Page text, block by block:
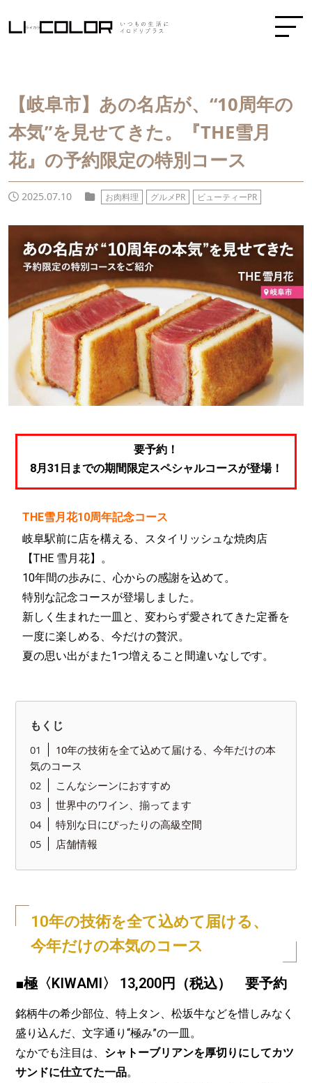
【岐阜市】あの名店が、“10周年の
本気”を見せてきた。『THE雪月
花』の予約限定の特別コース
2025.07.10 お肉料理 グルメPR ビューティーPR
要予約！
8月31日までの期間限定スペシャルコースが登場！
THE雪月花10周年記念コース
岐阜駅前に店を構える、スタイリッシュな焼肉店
【THE 雪月花】。
10年間の歩みに、心からの感謝を込めて。
特別な記念コースが登場しました。
新しく生まれた一皿と、変わらず愛されてきた定番を
一度に楽しめる、今だけの贅沢。
夏の思い出がまた1つ増えること間違いなしです。
もくじ
10年の技術を全て込めて届ける、今年だけの本
気のコース
こんなシーンにおすすめ
世界中のワイン、揃ってます
特別な日にぴったりの高級空間
店舗情報
10年の技術を全て込めて届ける、
今年だけの本気のコース
■極〈KIWAMI〉 13,200円（税込） 要予約
銘柄牛の希少部位、特上タン、松坂牛などを惜しみなく
盛り込んだ、文字通り“極み”の一皿。
なかでも注目は、 シャトーブリアンを厚切りにしてカツ
サンドに仕立てた一品。